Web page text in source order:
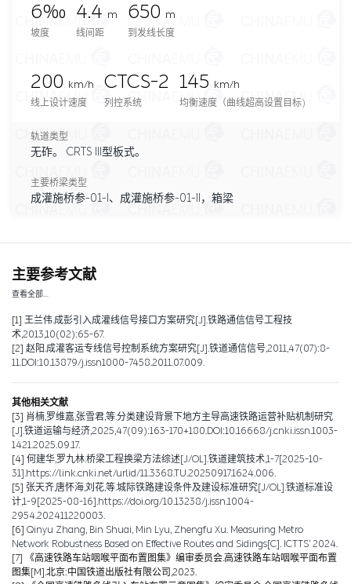
6‰
坡度
4.4 m
线间距
650 m
到发线长度
200
km/h
线上设计速度
CTCS-2
列控系统
145
km/h
均衡速度（曲线超高设置目标)
轨道类型
无砟。 CRTS III型板式。
主要桥梁类型
成灌施桥参-01-I、成灌施桥参-01-II，箱梁
主要参考文献
查看全部…
[1] 王兰伟.成彭引入成灌线信号接口方案研究[J].铁路通信信号工程技
术,2013,10(02):65-67.
[2] 赵阳.成灌客运专线信号控制系统方案研究[J].铁道通信信号,2011,47(07):8-
11.DOI:10.13879/j.issn1000-7458.2011.07.009.
其他相关文献
[3] 肖楠,罗维嘉,张雪君,等.分类建设背景下地方主导高速铁路运营补贴机制研究
[J].铁道运输与经济,2025,47(09):163-170+180.DOI:10.16668/j.cnki.issn.1003-
1421.2025.09.17.
[4] 何建华,罗九林.桥梁工程换梁方法综述[J/OL].铁道建筑技术,1-7[2025-10-
31].https://link.cnki.net/urlid/11.3368.TU.20250917.1624.006.
[5] 张天齐,唐怀海,刘花,等.城际铁路建设条件及建设标准研究[J/OL].铁道标准设
计,1-9[2025-08-16].https://doi.org/10.13238/j.issn.1004-
2954.202411220003.
[6] Qinyu Zhang, Bin Shuai, Min Lyu, Zhengfu Xu. Measuring Metro
Network Robustness Based on Effective Routes and Sidings[C]. ICTTS’ 2024.
[7]
《高速铁路车站咽喉平面布置图集》编审委员会.高速铁路车站咽喉平面布置
图集[M].北京:中国铁道出版社有限公司,2023.